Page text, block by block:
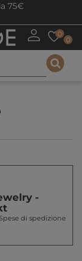
75€
0
0
-
Spese di spedizione